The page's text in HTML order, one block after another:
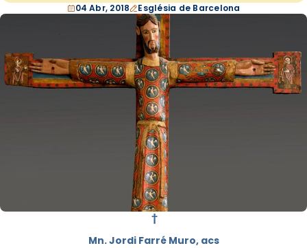
04 Abr, 2018 Església de Barcelona
†
Mn. Jordi Farré Muro, acs